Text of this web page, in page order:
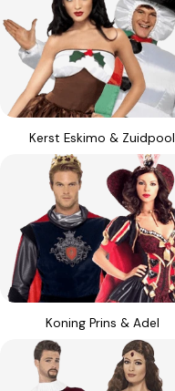
Kerst Eskimo & Zuidpool
Koning Prins & Adel